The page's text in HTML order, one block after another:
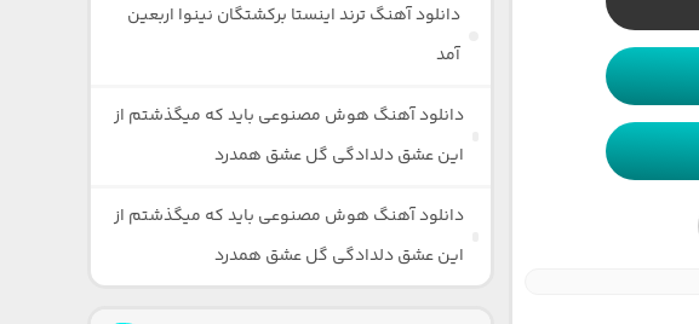
دانلود آهنگ ترند اینستا برکشتگان نینوا اربعین
آمد
دانلود آهنگ هوش مصنوعی باید که میگذشتم از
این عشق دلدادگی گل عشق همدرد
دانلود آهنگ هوش مصنوعی باید که میگذشتم از
این عشق دلدادگی گل عشق همدرد